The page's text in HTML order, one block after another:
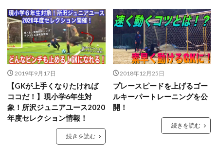
2019年9月17日
【GKが上手くなりたければ
ココだ！】現小学6年生対
象！所沢ジュニアユース2020
年度セレクション情報！
続きを読む
2018年12月25日
プレースピードを上げるゴー
ルキーパートレーニングを公
開！
続きを読む
GK専門パーソナルトレーニングの第一人者
GK指導
GK理論
GK練習 GK道具
GRASPIA
hosoccer
iPhone
Jリーグ
Jヴィレッジ
McDavid NIKE
NTC
NTC U-14
Thailand international youth Cup
TJY
Twitter
U-14
urawareds Xブロック
YouTube
YOUは何しに日本へ
ゆるトレ
アジリティー
アタック